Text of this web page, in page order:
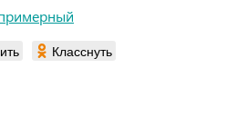
Класснуть